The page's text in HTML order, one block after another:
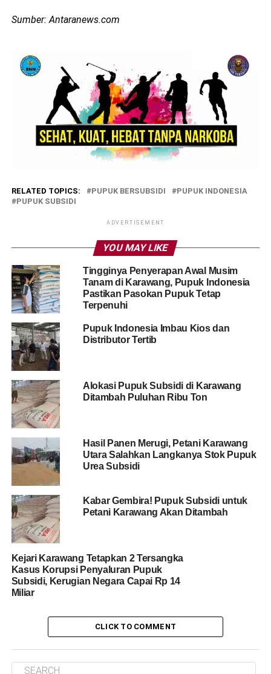
Sumber: Antaranews.com
RELATED TOPICS: PUPUK BERSUBSIDI
PUPUK INDONESIA
PUPUK SUBSIDI
ADVERTISEMENT
YOU MAY LIKE
Tingginya Penyerapan Awal Musim
Tanam di Karawang, Pupuk Indonesia
Pastikan Pasokan Pupuk Tetap
Terpenuhi
Pupuk Indonesia Imbau Kios dan
Distributor Tertib
Alokasi Pupuk Subsidi di Karawang
Ditambah Puluhan Ribu Ton
Hasil Panen Merugi, Petani Karawang
Utara Salahkan Langkanya Stok Pupuk
Urea Subsidi
Kabar Gembira! Pupuk Subsidi untuk
Petani Karawang Akan Ditambah
Kejari Karawang Tetapkan 2 Tersangka
Kasus Korupsi Penyaluran Pupuk
Subsidi, Kerugian Negara Capai Rp 14
Miliar
CLICK TO COMMENT